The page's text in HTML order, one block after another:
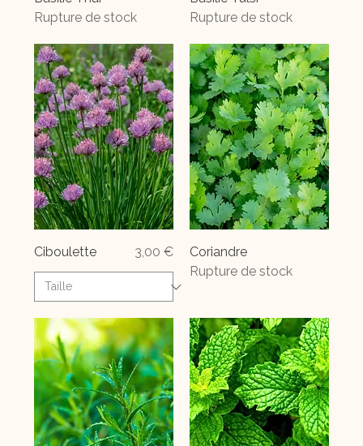
Rupture de stock
Rupture de stock
Ciboulette Prix
3,00 €
Coriandre
Rupture de stock